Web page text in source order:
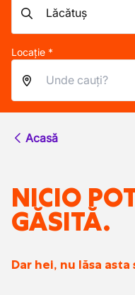
Locație *
Acasă
NICIO
GĂSITĂ.
Dar hei, nu lăsa asta